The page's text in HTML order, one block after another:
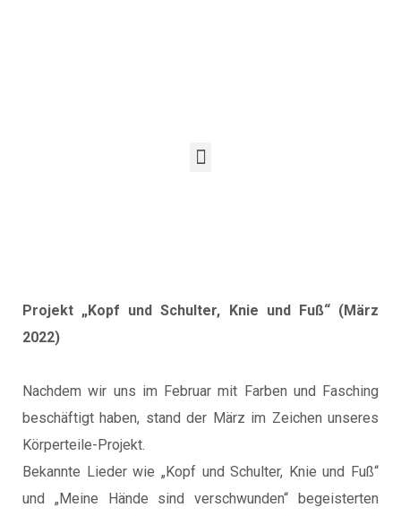
Projekt „Kopf und Schulter, Knie und Fuß“ (März
2022)
Nachdem wir uns im Februar mit Farben und Fasching
beschäftigt haben, stand der März im Zeichen unseres
Körperteile-Projekt.
Bekannte Lieder wie „Kopf und Schulter, Knie und Fuß“
und „Meine Hände sind verschwunden“ begeisterten